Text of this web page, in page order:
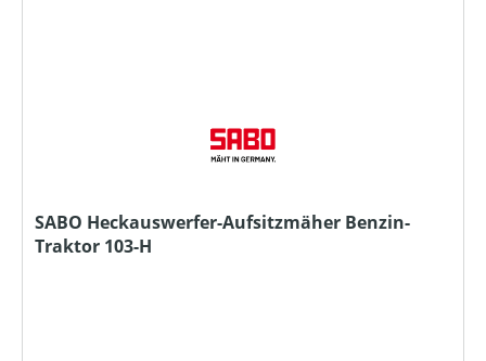
SABO Heckauswerfer-Aufsitzmäher Benzin-
Traktor 103-H